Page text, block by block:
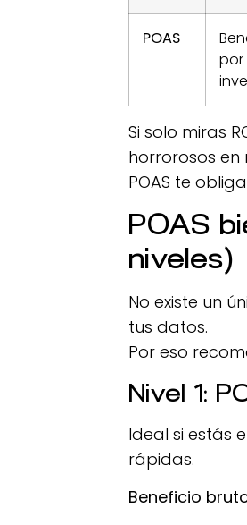
POAS
Si solo miras
horrorosos
POAS te
POAS
niveles)
No existe un
tus datos.
Por eso
Nivel 1:
Ideal si estás
rápidas.
Beneficio